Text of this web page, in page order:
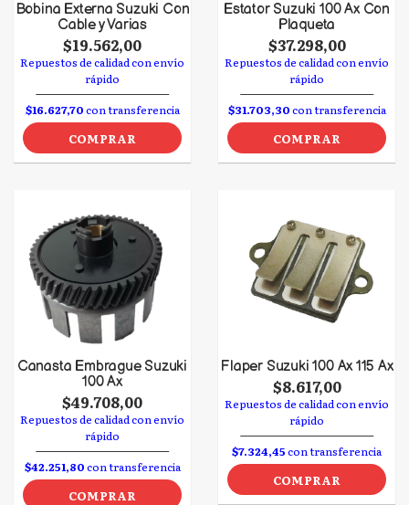
Bobina Externa Suzuki Con
Cable y Varias
$19.562,00
Repuestos de calidad con envío
rápido
$16.627,70con transferencia
COMPRAR
Estator Suzuki 100 Ax Con
Plaqueta
$37.298,00
Repuestos de calidad con envío
rápido
$31.703,30con transferencia
COMPRAR
Canasta Embrague Suzuki
100 Ax
$49.708,00
Repuestos de calidad con envío
rápido
$42.251,80con transferencia
COMPRAR
Flaper Suzuki 100 Ax 115 Ax
$8.617,00
Repuestos de calidad con envío
rápido
$7.324,45con transferencia
COMPRAR